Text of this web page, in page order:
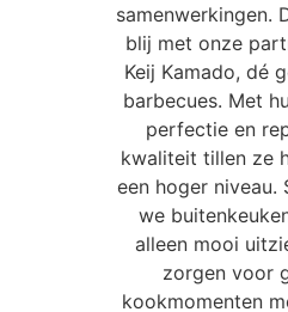
samenwerkingen.
blij met onze
Keij Kamado, dé
barbecues. Met
perfectie en
kwaliteit tillen ze
een hoger niveau.
we
alleen mooi
zorgen voor
kookmomenten